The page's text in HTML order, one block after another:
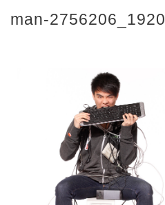
man-2756206_1920